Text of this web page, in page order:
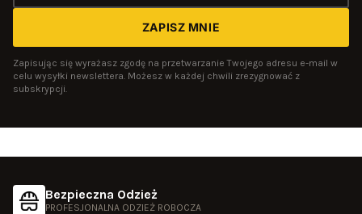
ZAPISZ MNIE
Zapisując się wyrażasz zgodę na przetwarzanie Twojego adresu e-mail w
celu wysyłki newslettera. Możesz w każdej chwili zrezygnować z
subskrypcji.
Bezpieczna Odzież
PROFESJONALNA ODZIEŻ ROBOCZA